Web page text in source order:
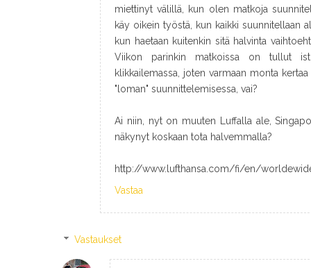
miettinyt välillä, kun olen matkoja
käy oikein työstä, kun kaikki suunnitellaan
kun haetaan kuitenkin sitä halvinta
Viikon parinkin matkoissa on tullut
klikkailemassa, joten varmaan monta
"loman" suunnittelemisessa, vai?
Ai niin, nyt on muuten Luffalla ale,
näkynyt koskaan tota halvemmalla?
http://www.lufthansa.com/fi/en/
Vastaa
Vastaukset